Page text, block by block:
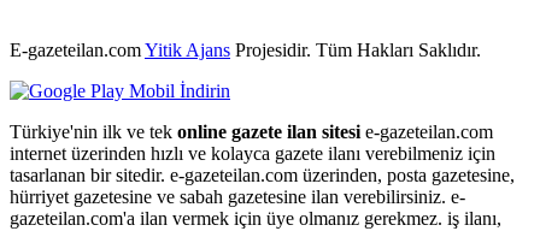
E-gazeteilan.comYitik Ajans Projesidir. Tüm Hakları Saklıdır.
Türkiye'nin ilk ve tek online gazete ilan sitesi e-gazeteilan.com
internet üzerinden hızlı ve kolayca gazete ilanı verebilmeniz için
tasarlanan bir sitedir. e-gazeteilan.com üzerinden, posta gazetesine,
hürriyet gazetesine ve sabah gazetesine ilan verebilirsiniz. e-
gazeteilan.com'a ilan vermek için üye olmanız gerekmez. iş ilanı,